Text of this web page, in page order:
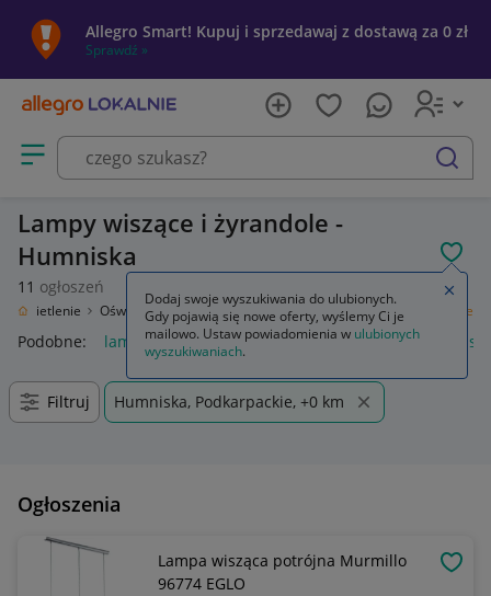
Allegro Smart! Kupuj i sprzedawaj z dostawą za 0 zł
Sprawdź »
Otwórz menu z kategoriami
szukaj
Lampy wiszące i żyrandole -
Humniska
11 ogłoszeń
Oświetlenie Oświetlenie wewnętrzne Lampy sufitowe Lampy wiszące
Podobne: lampy wiszące klosz do lampy wiszącej lampy
Filtruj Humniska, Podkarpackie, +0 km
Ogłoszenia
Lampa wisząca potrójna Murmillo
96774 EGLO
Dodaj swoje wyszukiwania do ulubionych.
Gdy pojawią się nowe oferty, wyślemy Ci je
mailowo. Ustaw powiadomienia w ulubionych
wyszukiwaniach.